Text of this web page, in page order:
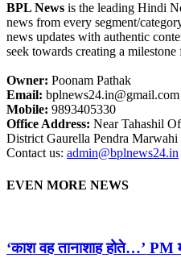
BPL News is the leading Hindi
news from every segment/
news updates with authentic
seek towards creating a milestone
Owner: Poonam Pathak
Email: bplnews24.in@gmail.com
Mobile: 9893405330
Office Address: Near Tahashil
District Gaurella Pendra
Contact us: admin@bplnews24.in
EVEN MORE NEWS
‘काश वह तानाशाह होते…’